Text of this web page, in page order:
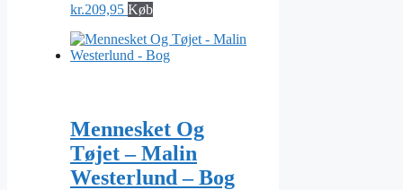
kr.209,95 Køb
Mennesket Og
Tøjet – Malin
Westerlund – Bog